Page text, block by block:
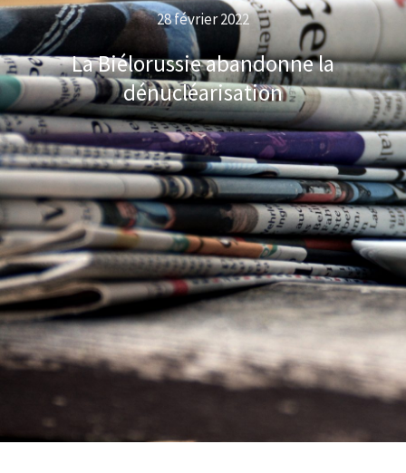
28 février 2022
La Biélorussie abandonne la
dénucléarisation